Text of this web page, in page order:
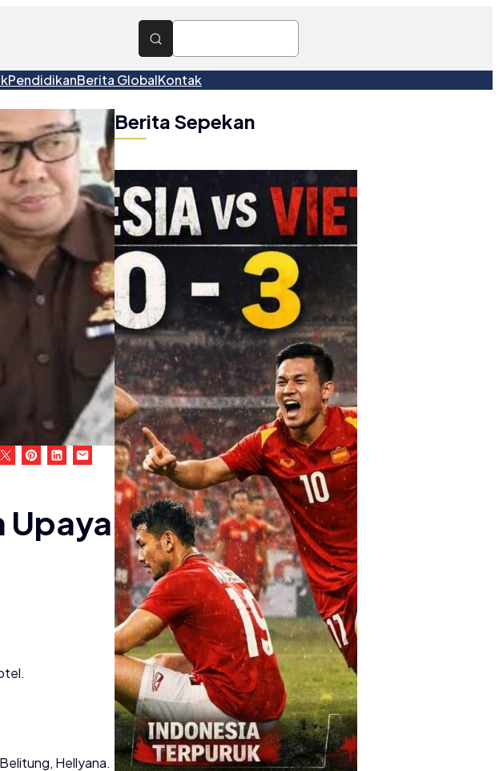
PendidikanBerita GlobalKontak
Upaya
Hellyana.
Berita Sepekan